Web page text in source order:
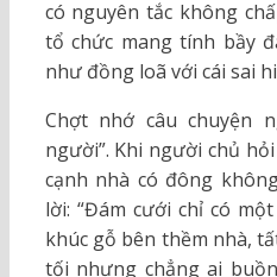
có nguyên tắc không
tổ chức mang tính bầy
như đồng loã với cái sai
Chợt nhớ câu chuyện
người”. Khi người chủ
cạnh nhà có đông
lời: “Đám cưới chỉ có
khúc gỗ bên thềm nhà,
tối nhưng chẳng ai